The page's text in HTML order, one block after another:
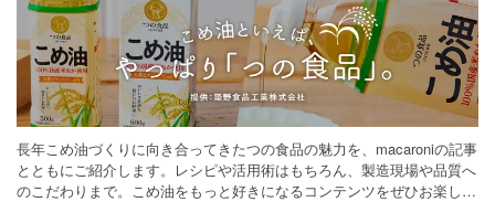
長年こめ油づくりに向き合ってきたつの食品の魅力を、macaroniの記事
とともにご紹介します。レシピや活用術はもちろん、製造現場や品質へ
のこだわりまで。こめ油をもっと好きになるコンテンツをぜひお楽しみ